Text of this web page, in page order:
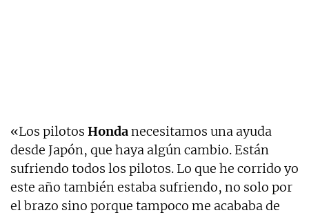
«Los pilotos Hondanecesitamos una ayuda
desde Japón, que haya algún cambio. Están
sufriendo todos los pilotos. Lo que he corrido yo
este año también estaba sufriendo, no solo por
el brazo sino porque tampoco me acababa de